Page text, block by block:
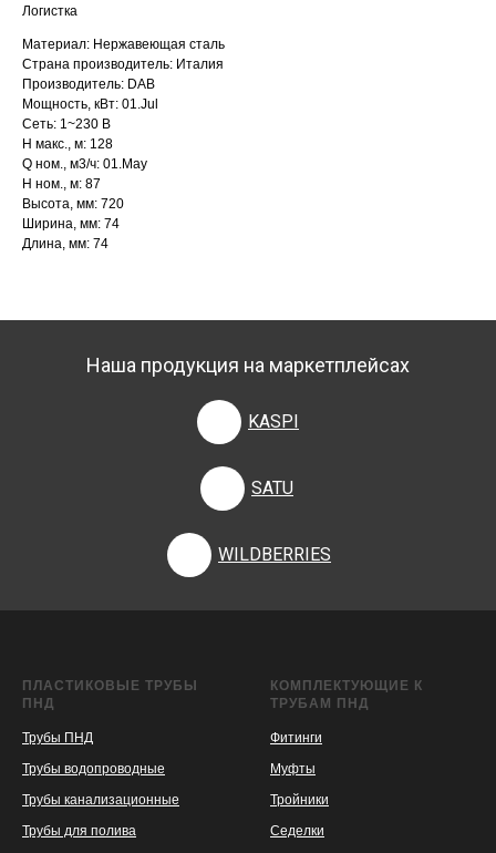
Логистка
Материал: Нержавеющая сталь
Страна производитель: Италия
Производитель: DAB
Мощность, кВт: 01.Jul
Сеть: 1~230 В
H макс., м: 128
Q ном., м3/ч: 01.May
H ном., м: 87
Высота, мм: 720
Ширина, мм: 74
Длина, мм: 74
Наша продукция на маркетплейсах
KASPI
SATU
WILDBERRIES
ПЛАСТИКОВЫЕ ТРУБЫ
ПНД
Трубы ПНД
Трубы водопроводные
Трубы канализационные
Трубы для полива
КОМПЛЕКТУЮЩИЕ К
ТРУБАМ ПНД
Фитинги
Муфты
Тройники
Седелки